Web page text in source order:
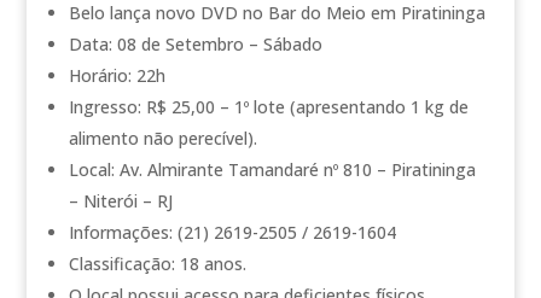
Belo lança novo DVD no Bar do Meio em Piratininga
Data: 08 de Setembro – Sábado
Horário: 22h
Ingresso: R$ 25,00 – 1º lote (apresentando 1 kg de
alimento não perecível).
Local: Av. Almirante Tamandaré nº 810 – Piratininga
– Niterói – RJ
Informações: (21) 2619-2505 / 2619-1604
Classificação: 18 anos.